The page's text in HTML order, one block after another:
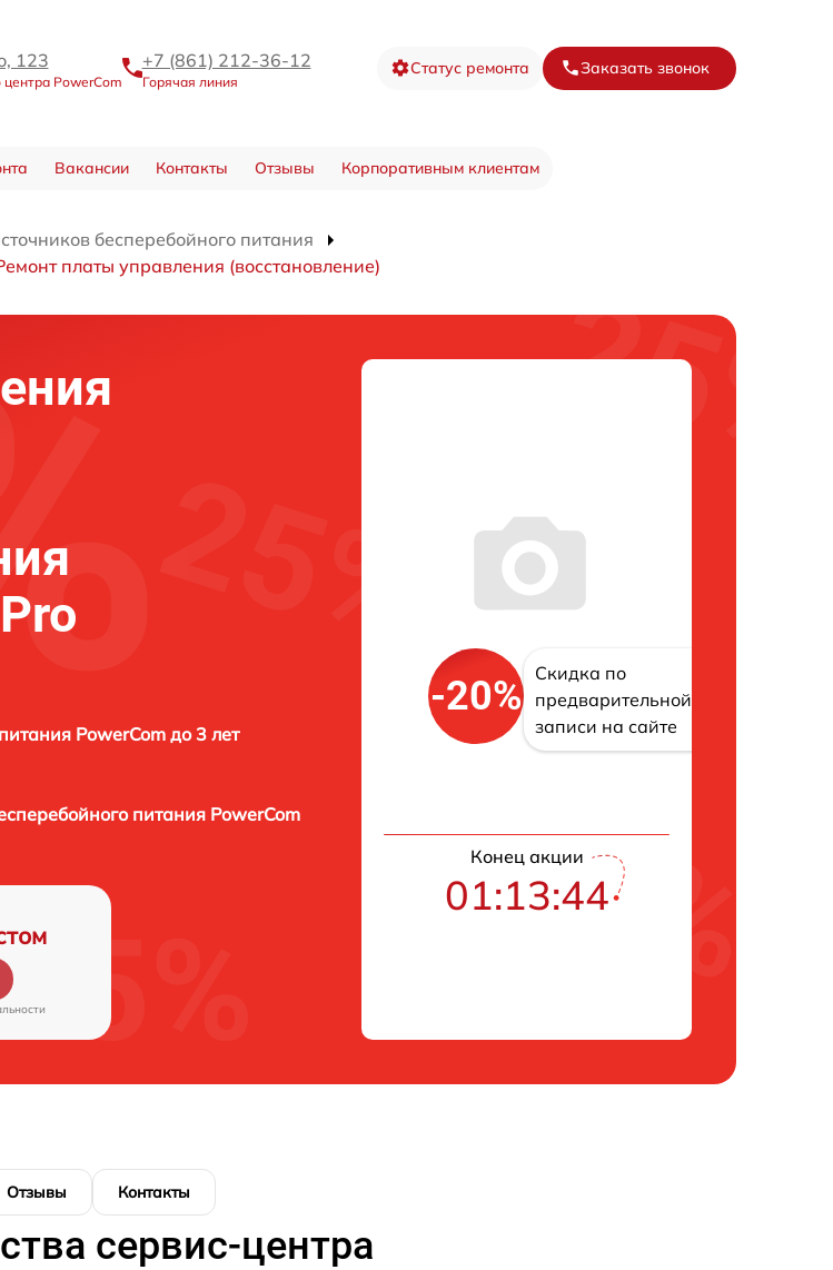
123
PowerCom
+7 (861) 212-36-12
Горячая линия
Статус ремонта Заказать звонок
Вакансии Контакты Отзывы Корпоративным клиентам
бесперебойного питания
платы управления (восстановление)
PowerCom до 3 лет
питания PowerCom
-20%
Скидка по
предварительной
записи на сайте
Конец акции
01:13:43
Отзывы Контакты
сервис-центра